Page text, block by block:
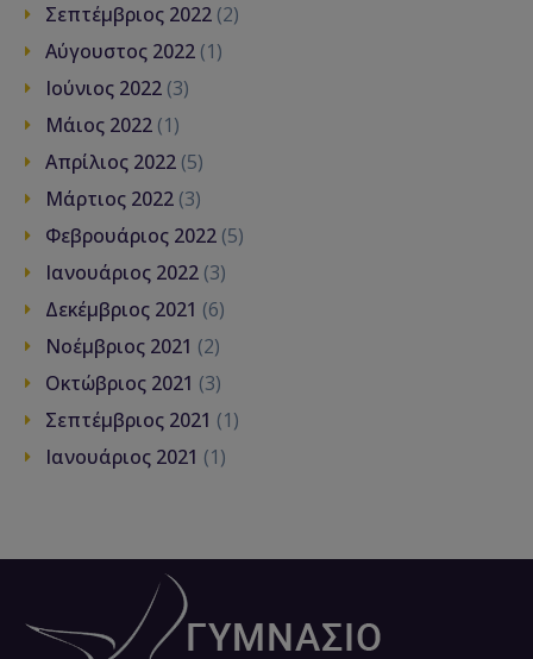
Σεπτέμβριος 2022 (2)
Αύγουστος 2022 (1)
Ιούνιος 2022 (3)
Μάιος 2022 (1)
Απρίλιος 2022 (5)
Μάρτιος 2022 (3)
Φεβρουάριος 2022 (5)
Ιανουάριος 2022 (3)
Δεκέμβριος 2021 (6)
Νοέμβριος 2021 (2)
Οκτώβριος 2021 (3)
Σεπτέμβριος 2021 (1)
Ιανουάριος 2021 (1)